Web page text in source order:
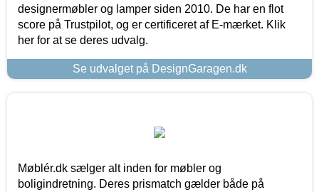
designermøbler og lamper siden 2010. De har en flot
score på Trustpilot, og er certificeret af E-mærket. Klik
her for at se deres udvalg.
Se udvalget på DesignGaragen.dk
Møblér.dk sælger alt inden for møbler og
boligindretning. Deres prismatch gælder både på